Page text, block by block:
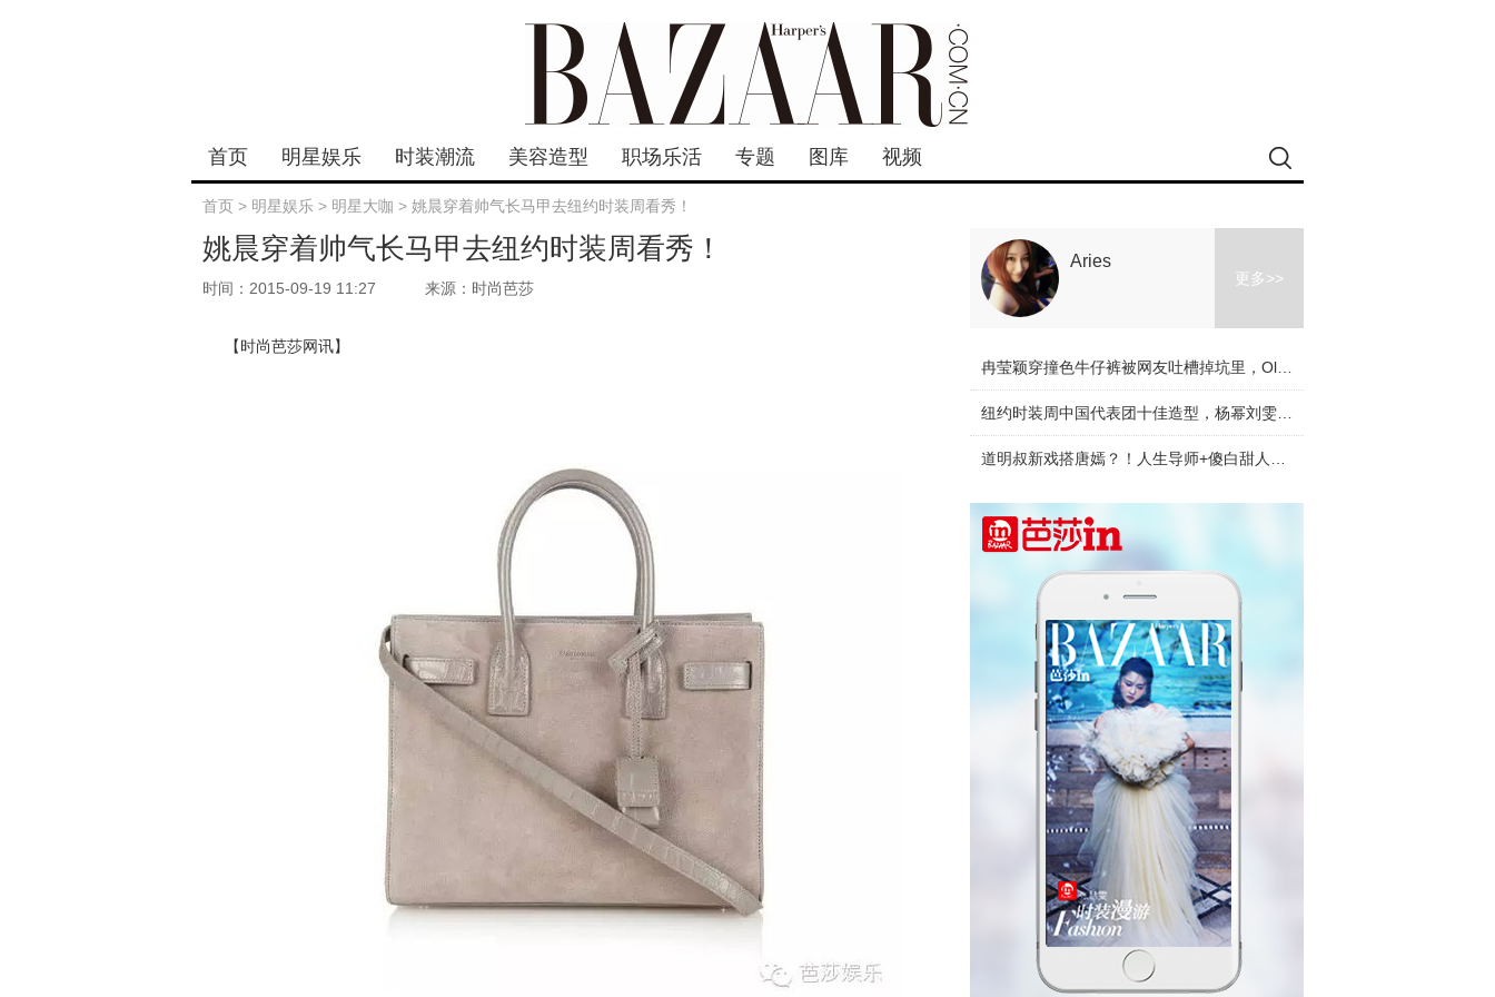
首页 明星娱乐 时装潮流 美容造型 职场乐活 专题 图库 视频
首页 > 明星娱乐 > 明星大咖 > 姚晨穿着帅气长马甲去纽约时装周看秀！
姚晨穿着帅气长马甲去纽约时装周看秀！
时间：2015-09-19 11:27 来源：时尚芭莎
【时尚芭莎网讯】
Aries
更多>>